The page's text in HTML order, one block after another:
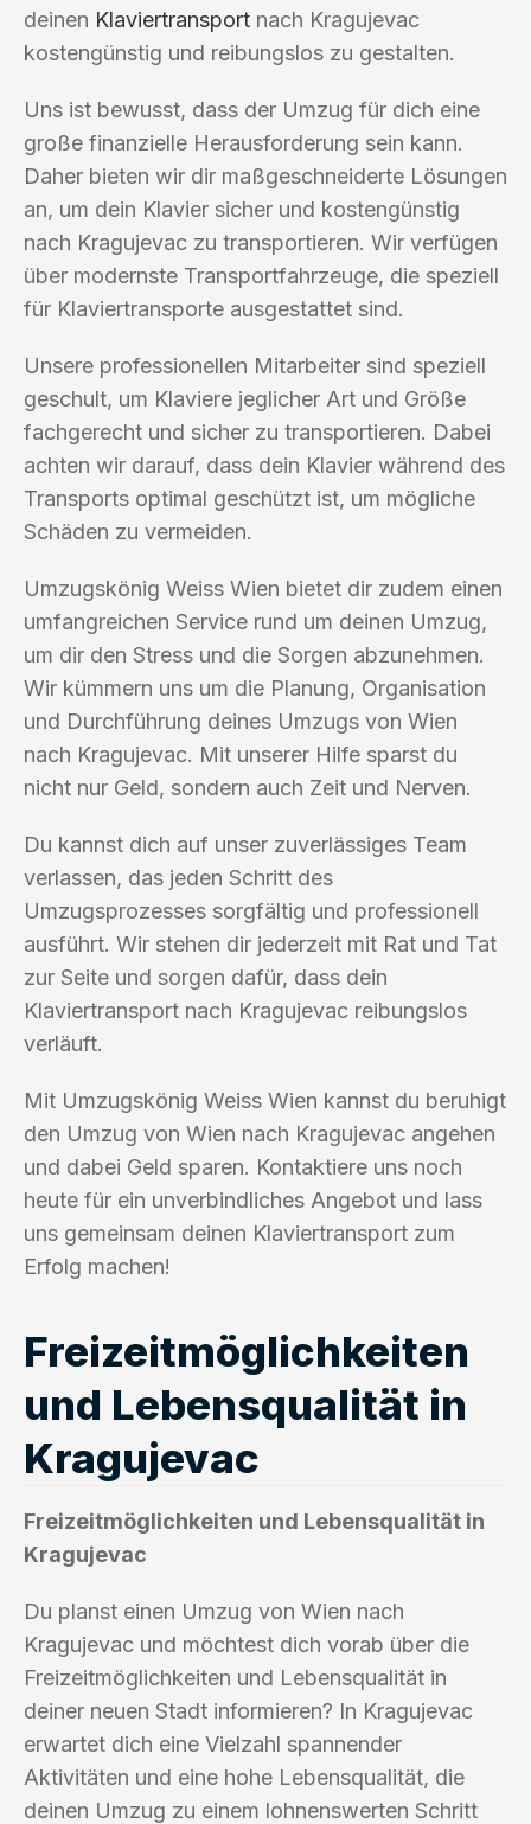
deinen Klaviertransport nach Kragujevac
kostengünstig und reibungslos zu gestalten.
Uns ist bewusst, dass der Umzug für dich eine
große finanzielle Herausforderung sein kann.
Daher bieten wir dir maßgeschneiderte Lösungen
an, um dein Klavier sicher und kostengünstig
nach Kragujevac zu transportieren. Wir verfügen
über modernste Transportfahrzeuge, die speziell
für Klaviertransporte ausgestattet sind.
Unsere professionellen Mitarbeiter sind speziell
geschult, um Klaviere jeglicher Art und Größe
fachgerecht und sicher zu transportieren. Dabei
achten wir darauf, dass dein Klavier während des
Transports optimal geschützt ist, um mögliche
Schäden zu vermeiden.
Umzugskönig Weiss Wien bietet dir zudem einen
umfangreichen Service rund um deinen Umzug,
um dir den Stress und die Sorgen abzunehmen.
Wir kümmern uns um die Planung, Organisation
und Durchführung deines Umzugs von Wien
nach Kragujevac. Mit unserer Hilfe sparst du
nicht nur Geld, sondern auch Zeit und Nerven.
Du kannst dich auf unser zuverlässiges Team
verlassen, das jeden Schritt des
Umzugsprozesses sorgfältig und professionell
ausführt. Wir stehen dir jederzeit mit Rat und Tat
zur Seite und sorgen dafür, dass dein
Klaviertransport nach Kragujevac reibungslos
verläuft.
Mit Umzugskönig Weiss Wien kannst du beruhigt
den Umzug von Wien nach Kragujevac angehen
und dabei Geld sparen. Kontaktiere uns noch
heute für ein unverbindliches Angebot und lass
uns gemeinsam deinen Klaviertransport zum
Erfolg machen!
Freizeitmöglichkeiten
und Lebensqualität in
Kragujevac
Freizeitmöglichkeiten und Lebensqualität in
Kragujevac
Du planst einen Umzug von Wien nach
Kragujevac und möchtest dich vorab über die
Freizeitmöglichkeiten und Lebensqualität in
deiner neuen Stadt informieren? In Kragujevac
erwartet dich eine Vielzahl spannender
Aktivitäten und eine hohe Lebensqualität, die
deinen Umzug zu einem lohnenswerten Schritt